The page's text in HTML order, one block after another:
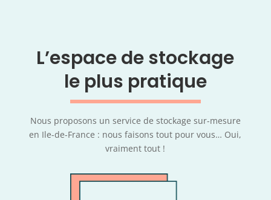
L’espace de stockage
le plus pratique
Nous proposons un service de stockage sur-mesure
en Ile-de-France : nous faisons tout pour vous… Oui,
vraiment tout !